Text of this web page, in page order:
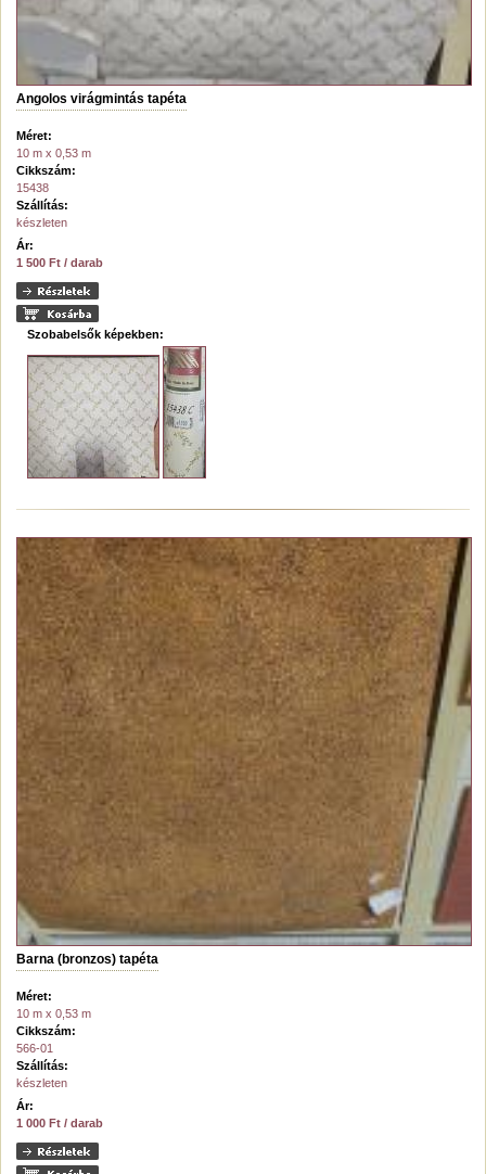
Angolos virágmintás tapéta
Méret:
10 m x 0,53 m
Cikkszám:
15438
Szállítás:
készleten
Ár:
1 500 Ft / darab
Szobabelsők képekben:
Barna (bronzos) tapéta
Méret:
10 m x 0,53 m
Cikkszám:
566-01
Szállítás:
készleten
Ár:
1 000 Ft / darab